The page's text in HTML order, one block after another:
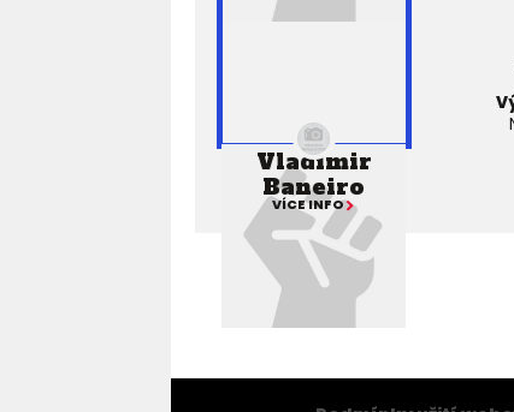
Vladimir
Baneiro
VÍCE INFO